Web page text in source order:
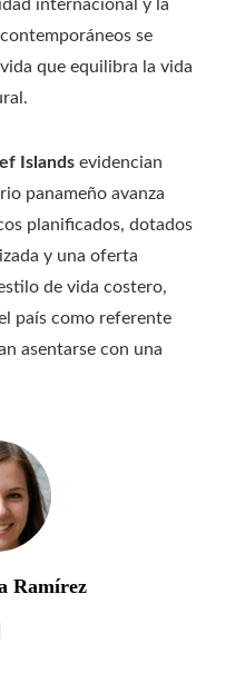
internacional y la
se
que equilibra la vida
Islands evidencian
panameño avanza
planificados, dotados
y una oferta
de vida costero,
país como referente
asentarse con una
Ramírez